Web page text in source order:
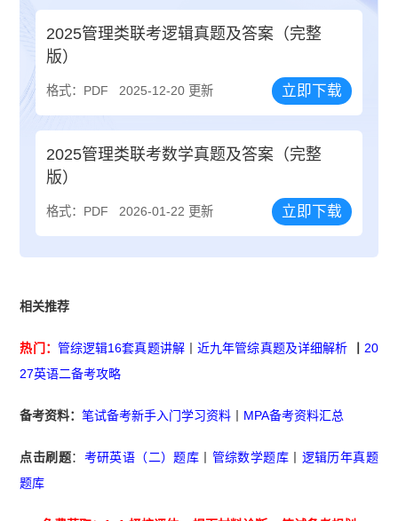
2025管理类联考逻辑真题及答案（完整
版）
格式：PDF 2025-12-20 更新 立即下载
2025管理类联考数学真题及答案（完整
版）
格式：PDF 2026-01-22 更新 立即下载
相关推荐
热门： 管综逻辑16套真题讲解丨近九年管综真题及详细解析
20
27英语二备考攻略
备考资料：笔试备考新手入门学习资料 MPA备考资料汇总
点击刷题： 考研英语（二）题库 管综数学题库
逻辑历年真题
题库